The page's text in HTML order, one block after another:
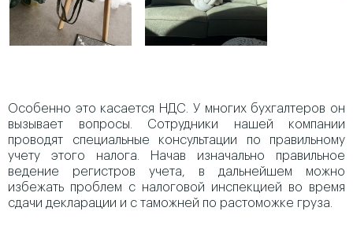
Особенно это касается НДС. У многих бухгалтеров он
вызывает вопросы. Сотрудники нашей компании
проводят специальные консультации по правильному
учету этого налога. Начав изначально правильное
ведение регистров учета, в дальнейшем можно
избежать проблем с налоговой инспекцией во время
сдачи декларации и с таможней по растоможке груза.